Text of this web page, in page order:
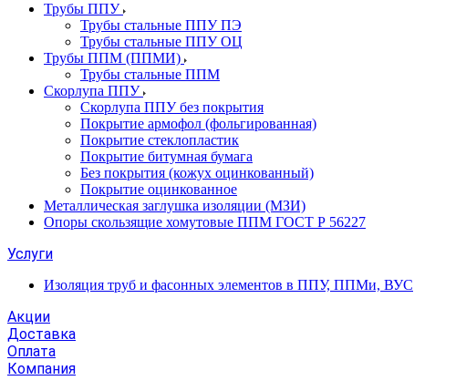
Трубы ППУ
Трубы стальные ППУ ПЭ
Трубы стальные ППУ ОЦ
Трубы ППМ (ППМИ)
Трубы стальные ППМ
Скорлупа ППУ
Скорлупа ППУ без покрытия
Покрытие армофол (фольгированная)
Покрытие стеклопластик
Покрытие битумная бумага
Без покрытия (кожух оцинкованный)
Покрытие оцинкованное
Металлическая заглушка изоляции (МЗИ)
Опоры скользящие хомутовые ППМ ГОСТ Р 56227
Услуги
Изоляция труб и фасонных элементов в ППУ, ППМи, ВУС
Акции
Доставка
Оплата
Компания